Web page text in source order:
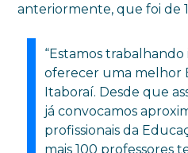
anteriormente, que foi de
“Estamos
oferecer uma melhor
Itaboraí. Desde que
já convocamos
profissionais da
mais 100 professores